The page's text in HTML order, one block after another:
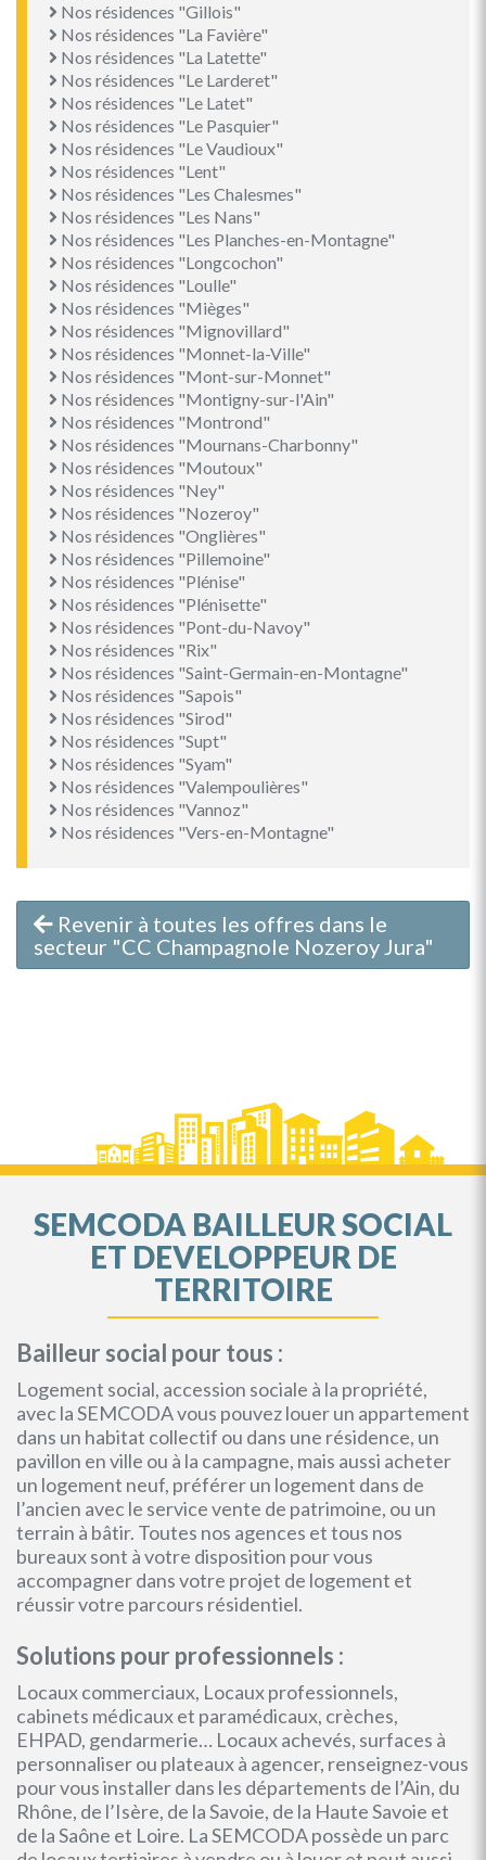
Nos résidences "Gillois"
Nos résidences "La Favière"
Nos résidences "La Latette"
Nos résidences "Le Larderet"
Nos résidences "Le Latet"
Nos résidences "Le Pasquier"
Nos résidences "Le Vaudioux"
Nos résidences "Lent"
Nos résidences "Les Chalesmes"
Nos résidences "Les Nans"
Nos résidences "Les Planches-en-Montagne"
Nos résidences "Longcochon"
Nos résidences "Loulle"
Nos résidences "Mièges"
Nos résidences "Mignovillard"
Nos résidences "Monnet-la-Ville"
Nos résidences "Mont-sur-Monnet"
Nos résidences "Montigny-sur-l'Ain"
Nos résidences "Montrond"
Nos résidences "Mournans-Charbonny"
Nos résidences "Moutoux"
Nos résidences "Ney"
Nos résidences "Nozeroy"
Nos résidences "Onglières"
Nos résidences "Pillemoine"
Nos résidences "Plénise"
Nos résidences "Plénisette"
Nos résidences "Pont-du-Navoy"
Nos résidences "Rix"
Nos résidences "Saint-Germain-en-Montagne"
Nos résidences "Sapois"
Nos résidences "Sirod"
Nos résidences "Supt"
Nos résidences "Syam"
Nos résidences "Valempoulières"
Nos résidences "Vannoz"
Nos résidences "Vers-en-Montagne"
Revenir à toutes les offres dans le
secteur "CC Champagnole Nozeroy Jura"
SEMCODA BAILLEUR SOCIAL
ET DEVELOPPEUR DE
TERRITOIRE
Bailleur social pour tous :
Logement social, accession sociale à la propriété,
avec la SEMCODA vous pouvez louer un appartement
dans un habitat collectif ou dans une résidence, un
pavillon en ville ou à la campagne, mais aussi acheter
un logement neuf, préférer un logement dans de
l’ancien avec le service vente de patrimoine, ou un
terrain à bâtir. Toutes nos agences et tous nos
bureaux sont à votre disposition pour vous
accompagner dans votre projet de logement et
réussir votre parcours résidentiel.
Solutions pour professionnels :
Locaux commerciaux, Locaux professionnels,
cabinets médicaux et paramédicaux, crèches,
EHPAD, gendarmerie… Locaux achevés, surfaces à
personnaliser ou plateaux à agencer, renseignez-vous
pour vous installer dans les départements de l’Ain, du
Rhône, de l’Isère, de la Savoie, de la Haute Savoie et
de la Saône et Loire. La SEMCODA possède un parc